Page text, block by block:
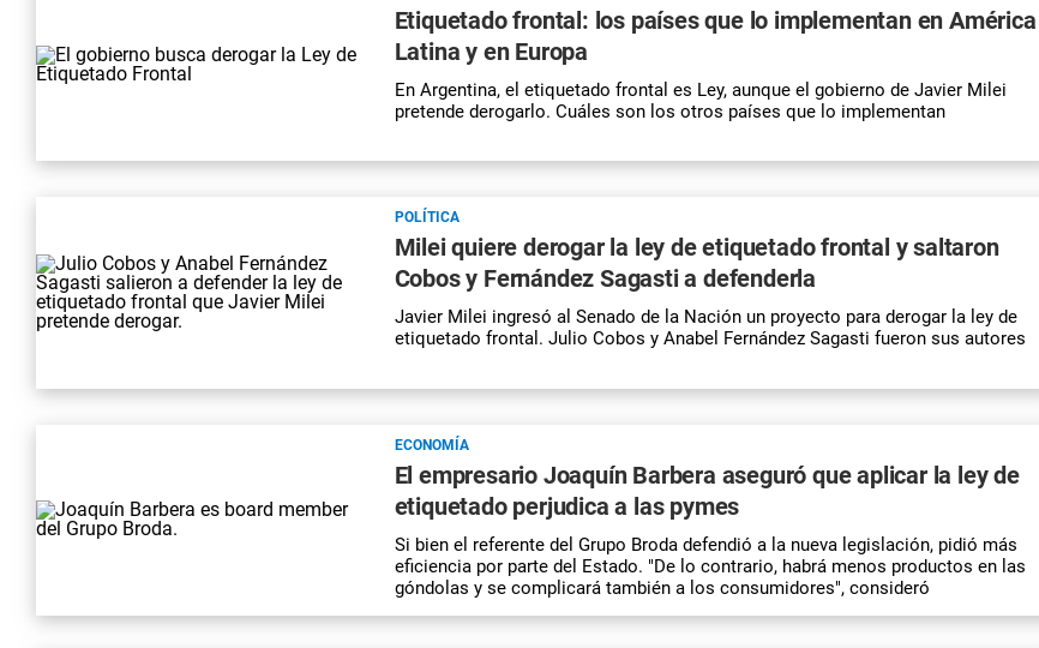
Etiquetado frontal: los países que lo implementan en América
Latina y en Europa
En Argentina, el etiquetado frontal es Ley, aunque el gobierno de Javier Milei
pretende derogarlo. Cuáles son los otros países que lo implementan
POLÍTICA
Milei quiere derogar la ley de etiquetado frontal y saltaron
Cobos y Fernández Sagasti a defenderla
Javier Milei ingresó al Senado de la Nación un proyecto para derogar la ley de
etiquetado frontal. Julio Cobos y Anabel Fernández Sagasti fueron sus autores
ECONOMÍA
El empresario Joaquín Barbera aseguró que aplicar la ley de
etiquetado perjudica a las pymes
Si bien el referente del Grupo Broda defendió a la nueva legislación, pidió más
eficiencia por parte del Estado. "De lo contrario, habrá menos productos en las
góndolas y se complicará también a los consumidores", consideró